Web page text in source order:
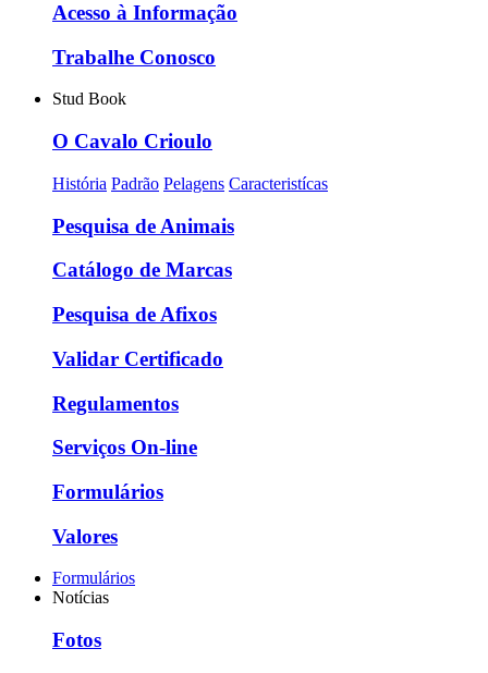
Acesso à Informação
Trabalhe Conosco
Stud Book
O Cavalo Crioulo
História Padrão Pelagens Caracteristícas
Pesquisa de Animais
Catálogo de Marcas
Pesquisa de Afixos
Validar Certificado
Regulamentos
Serviços On-line
Formulários
Valores
Formulários
Notícias
Fotos